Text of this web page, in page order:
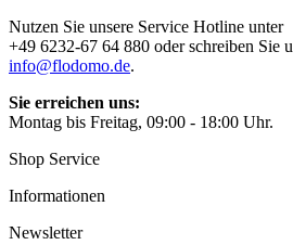
Nutzen Sie unsere Service Hotline unter
+49 6232-67 64 880 oder schreiben Sie
info@flodomo.de.
Sie erreichen uns:
Montag bis Freitag, 09:00 - 18:00 Uhr.
Shop Service
Informationen
Newsletter